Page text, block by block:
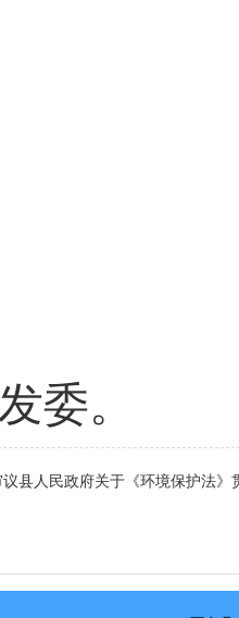
委。
县人民政府关于《环境保护法